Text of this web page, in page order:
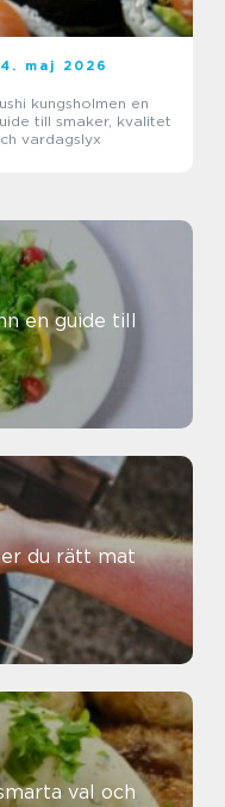
maj 2026
kungsholmen en
till smaker, kvalitet
vardagslyx
till